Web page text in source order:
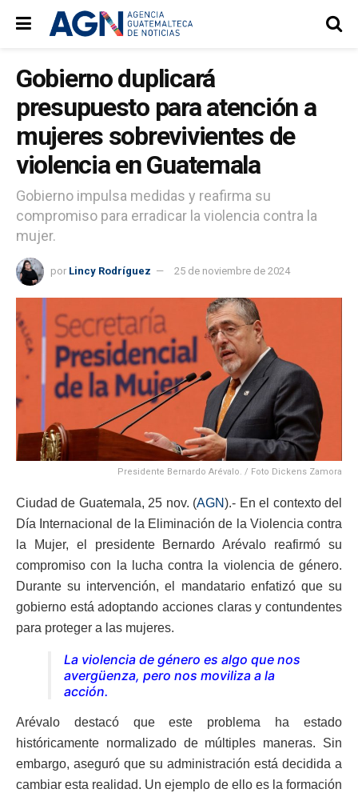
Gobierno duplicará
presupuesto para atención a
mujeres sobrevivientes de
violencia en Guatemala
Gobierno impulsa medidas y reafirma su
compromiso para erradicar la violencia contra la
mujer.
por Lincy Rodríguez 25 de noviembre de 2024
Presidente Bernardo Arévalo. / Foto Dickens Zamora
Ciudad de Guatemala, 25 nov. (AGN).- En el contexto del
Día Internacional de la Eliminación de la Violencia contra
la Mujer, el presidente Bernardo Arévalo reafirmó su
compromiso con la lucha contra la violencia de género.
Durante su intervención, el mandatario enfatizó que su
gobierno está adoptando acciones claras y contundentes
para proteger a las mujeres.
La violencia de género es algo que nos
avergüenza, pero nos moviliza a la
acción.
Arévalo destacó que este problema ha estado
históricamente normalizado de múltiples maneras. Sin
embargo, aseguró que su administración está decidida a
cambiar esta realidad. Un ejemplo de ello es la formación